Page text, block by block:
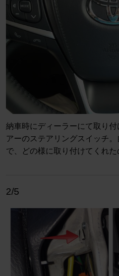
納車時にディーラーにて取り
アーのステアリングスイッチ
で、どの様に取り付けてくれた
2/5